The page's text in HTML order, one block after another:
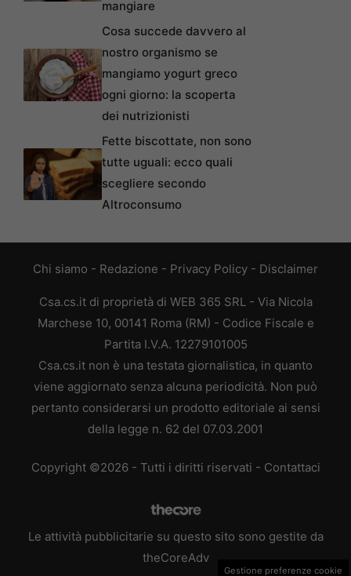
mangiare
Cosa succede davvero al
nostro organismo se
mangiamo yogurt greco
ogni giorno: la scoperta
dei nutrizionisti
Fette biscottate, non sono
tutte uguali: ecco quali
scegliere secondo
Altroconsumo
Chi siamo - Redazione - Privacy Policy - Disclaimer
Csa.cs.it di proprietà di WEB 365 SRL - Via Nicola
Marchese 10, 00141 Roma (RM) - Codice Fiscale e
Partita I.V.A. 12279101005
Csa.cs.it non è una testata giornalistica, in quanto
viene aggiornato senza alcuna periodicità. Non può
pertanto considerarsi un prodotto editoriale ai sensi
della legge n. 62 del 07.03.2001
Copyright ©2026 - Tutti i diritti riservati - Contattaci
Le attività pubblicitarie su questo sito sono gestite da
theCoreAdv
Gestione preferenze cookie